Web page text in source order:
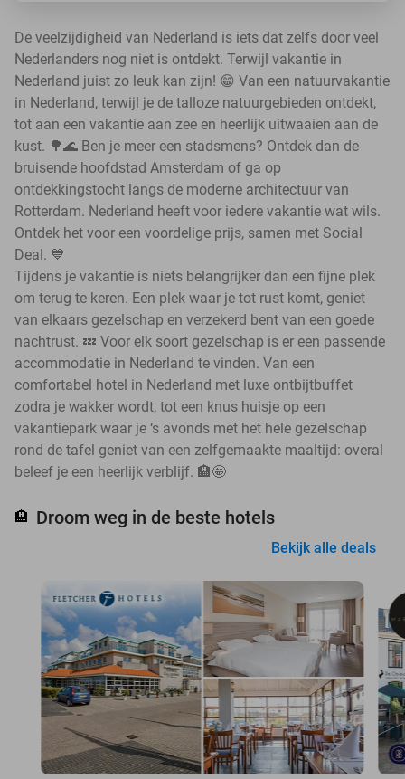
De veelzijdigheid van Nederland is iets dat zelfs door veel
Nederlanders nog niet is ontdekt. Terwijl vakantie in
Nederland juist zo leuk kan zijn! 😁 Van een natuurvakantie
in Nederland, terwijl je de talloze natuurgebieden ontdekt,
tot aan een vakantie aan zee en heerlijk uitwaaien aan de
kust. 🌳🌊 Ben je meer een stadsmens? Ontdek dan de
bruisende hoofdstad Amsterdam of ga op
ontdekkingstocht langs de moderne architectuur van
Rotterdam. Nederland heeft voor iedere vakantie wat wils.
Ontdek het voor een voordelige prijs, samen met Social
Deal. 💙
Tijdens je vakantie is niets belangrijker dan een fijne plek
om terug te keren. Een plek waar je tot rust komt, geniet
van elkaars gezelschap en verzekerd bent van een goede
nachtrust. 💤 Voor elk soort gezelschap is er een passende
accommodatie in Nederland te vinden. Van een
comfortabel hotel in Nederland met luxe ontbijtbuffet
zodra je wakker wordt, tot een knus huisje op een
vakantiepark waar je ‘s avonds met het hele gezelschap
rond de tafel geniet van een zelfgemaakte maaltijd: overal
beleef je een heerlijk verblijf. 🏨🤩
🏨 Droom weg in de beste hotels
Bekijk alle deals